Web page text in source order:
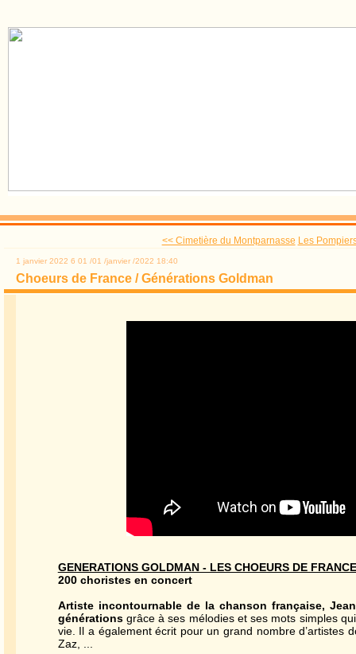
<< Cimetière du Montparnasse Les
1 janvier 2022 6 01 /01 /janvier /2022 18:40
Choeurs de France / Générations Goldman
GENERATIONS GOLDMAN - LES CHOEURS DE FRANCE
200 choristes en concert
Artiste incontournable de la chanson française,
générationsgrâce à ses mélodies et ses mots simples
vie. Il a également écrit pour un grand nombre d’artistes
Zaz, ...